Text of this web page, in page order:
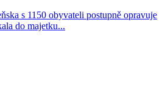
s 1150 obyvateli postupně opravuje
do majetku...